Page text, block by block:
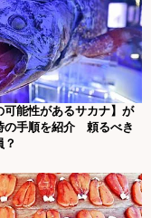
可能性があるサカナ】が
の手順を紹介 頼るべき
？